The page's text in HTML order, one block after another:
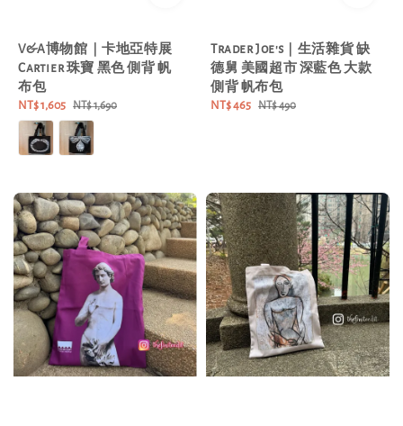
V&A博物館｜卡地亞特展
Cartier 珠寶 黑色 側背 帆
布包
Sale
price
NT$ 1,605 Regular
price
NT$ 1,690
Trader Joe's｜生活雜貨 缺
德舅 美國超市 深藍色 大款
側背 帆布包
Sale
NT$ 465 Regular
NT$ 490